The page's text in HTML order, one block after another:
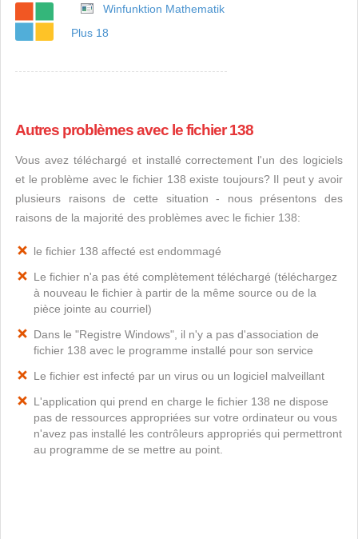
Winfunktion Mathematik
Plus 18
Autres problèmes avec le fichier 138
Vous avez téléchargé et installé correctement l'un des logiciels
et le problème avec le fichier 138 existe toujours? Il peut y avoir
plusieurs raisons de cette situation - nous présentons des
raisons de la majorité des problèmes avec le fichier 138:
le fichier 138 affecté est endommagé
Le fichier n'a pas été complètement téléchargé (téléchargez
à nouveau le fichier à partir de la même source ou de la
pièce jointe au courriel)
Dans le "Registre Windows", il n'y a pas d'association de
fichier 138 avec le programme installé pour son service
Le fichier est infecté par un virus ou un logiciel malveillant
L'application qui prend en charge le fichier 138 ne dispose
pas de ressources appropriées sur votre ordinateur ou vous
n'avez pas installé les contrôleurs appropriés qui permettront
au programme de se mettre au point.